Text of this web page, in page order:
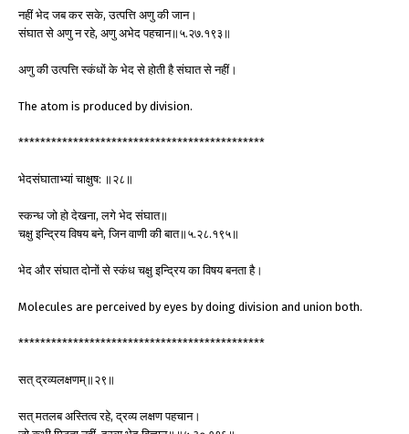
नहीं भेद जब कर सके, उत्पत्ति अणु की जान।
संघात से अणु न रहे, अणु अभेद पहचान॥५.२७.१९३॥
अणु की उत्पत्ति स्कंधों के भेद से होती है संघात से नहीं।
The atom is produced by division.
*********************************************
भेदसंघाताभ्यां चाक्षुष: ॥२८॥
स्कन्ध जो हो देखना, लगे भेद संघात॥
चक्षु इन्द्रिय विषय बने, जिन वाणी की बात॥५.२८.१९५॥
भेद और संघात दोनों से स्कंध चक्षु इन्द्रिय का विषय बनता है।
Molecules are perceived by eyes by doing division and union both.
*********************************************
सत् द्रव्यलक्षणम्॥२९॥
सत् मतलब अस्तित्व रहे, द्रव्य लक्षण पहचान।